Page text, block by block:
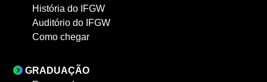
História do IFGW
Auditório do IFGW
Como chegar
GRADUAÇÃO